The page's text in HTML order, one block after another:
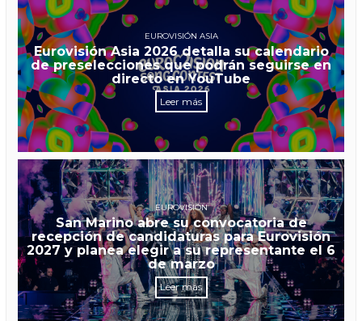
EUROVISIÓN ASIA
Eurovisión Asia 2026 detalla su calendario
de preselecciones que podrán seguirse en
directo en YouTube
Leer más
EUROVISIÓN
San Marino abre su convocatoria de
recepción de candidaturas para Eurovisión
2027 y planea elegir a su representante el 6
de marzo
Leer más